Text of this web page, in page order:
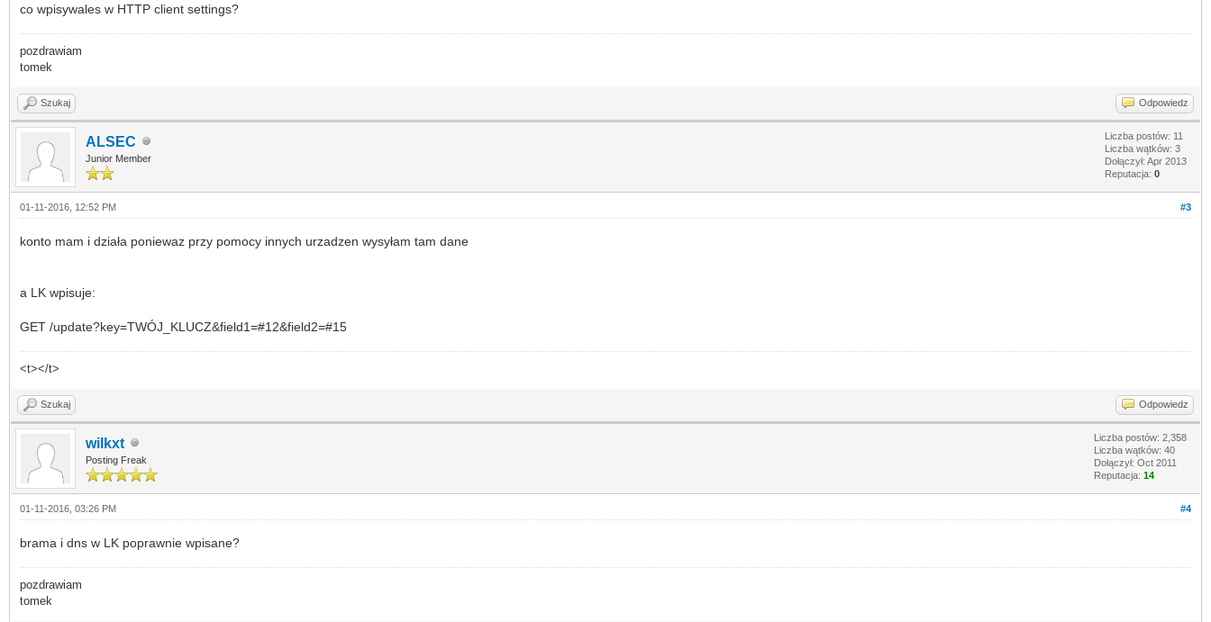
co wpisywales w HTTP client settings?
pozdrawiam
tomek
Szukaj Odpowiedz
ALSEC
Junior Member
Liczba postów: 11
Liczba wątków: 3
Dołączył: Apr 2013
Reputacja: 0
#3
01-11-2016, 12:52 PM
konto mam i działa poniewaz przy pomocy innych urzadzen wysyłam tam dane
a LK wpisuje:
GET /update?key=TWÓJ_KLUCZ&field1=#12&field2=#15
<t></t>
Szukaj Odpowiedz
wilkxt
Posting Freak
Liczba postów: 2,358
Liczba wątków: 40
Dołączył: Oct 2011
Reputacja: 14
#4
01-11-2016, 03:26 PM
brama i dns w LK poprawnie wpisane?
pozdrawiam
tomek